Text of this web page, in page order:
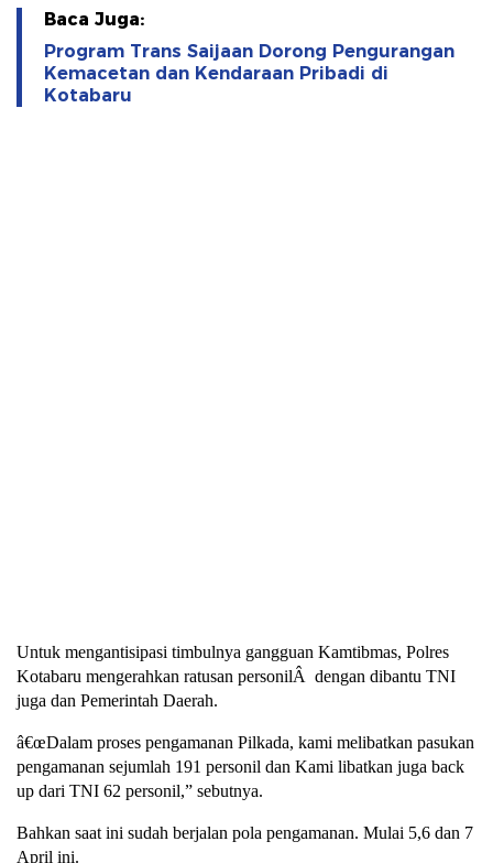
Baca Juga:
Program Trans Saijaan Dorong Pengurangan
Kemacetan dan Kendaraan Pribadi di
Kotabaru
Untuk mengantisipasi timbulnya gangguan Kamtibmas, Polres
Kotabaru mengerahkan ratusan personilÂ dengan dibantu TNI
juga dan Pemerintah Daerah.
â€œDalam proses pengamanan Pilkada, kami melibatkan pasukan
pengamanan sejumlah 191 personil dan Kami libatkan juga back
up dari TNI 62 personil,” sebutnya.
Bahkan saat ini sudah berjalan pola pengamanan. Mulai 5,6 dan 7
April ini.